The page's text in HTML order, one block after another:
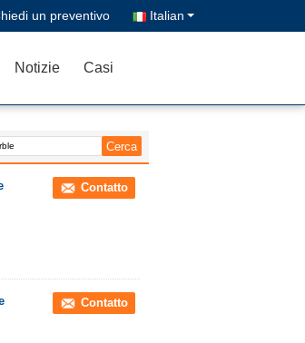
un preventivo Italian
Notizie Casi
Contatto
Contatto